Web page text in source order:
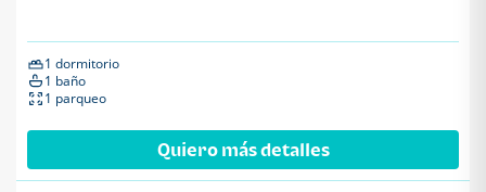
1 dormitorio
1 baño
1 parqueo
Quiero más detalles